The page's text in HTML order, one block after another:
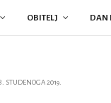
OBITELJ DAN
STUDENOGA 2019.